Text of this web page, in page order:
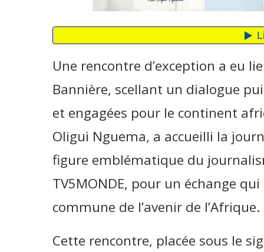
Une rencontre d’exception a eu
Bannière, scellant un dialogue
et engagées pour le continent
Oligui Nguema, a accueilli la
figure emblématique du
TV5MONDE, pour un échange
commune de l’avenir de l’Afrique.
Cette rencontre, placée sous le